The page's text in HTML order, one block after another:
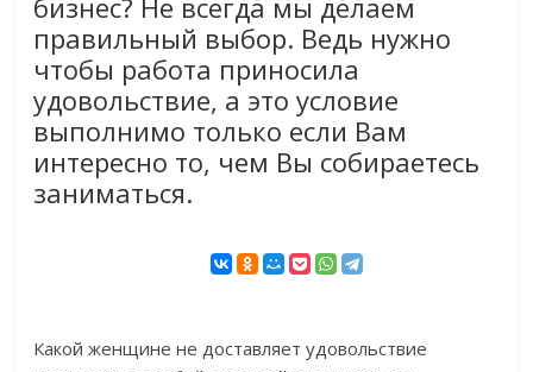
бизнес? Не всегда мы делаем
правильный выбор. Ведь нужно
чтобы работа приносила
удовольствие, а это условие
выполнимо только если Вам
интересно то, чем Вы собираетесь
заниматься.
Какой женщине не доставляет удовольствие